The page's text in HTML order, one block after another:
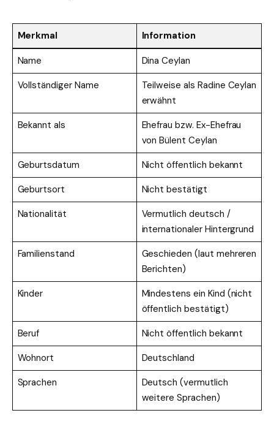
Merkmal Information
Name
Dina Ceylan
Vollständiger Name
Teilweise als Radine Ceylan
erwähnt
Bekannt als
Ehefrau bzw. Ex-Ehefrau
von Bülent Ceylan
Geburtsdatum
Nicht öffentlich bekannt
Geburtsort
Nicht bestätigt
Nationalität
Vermutlich deutsch /
internationaler Hintergrund
Familienstand
Geschieden (laut mehreren
Berichten)
Kinder
Mindestens ein Kind (nicht
öffentlich bestätigt)
Beruf
Nicht öffentlich bekannt
Wohnort
Deutschland
Sprachen
Deutsch (vermutlich
weitere Sprachen)